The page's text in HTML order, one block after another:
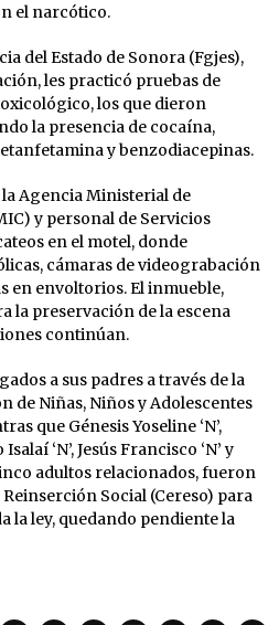
el narcótico.
del Estado de Sonora (Fgjes),
les practicó pruebas de
los que dieron
la presencia de cocaína,
y benzodiacepinas.
Agencia Ministerial de
y personal de Servicios
en el motel, donde
cámaras de videograbación
en envoltorios. El inmueble,
la preservación de la escena
continúan.
a sus padres a través de la
de Niñas, Niños y Adolescentes
que Génesis Yoseline ‘N’,
‘N’, Jesús Francisco ‘N’ y
adultos relacionados, fueron
Social (Cereso) para
la ley, quedando pendiente la